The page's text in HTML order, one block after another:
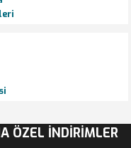
ÖZEL İNDİRİMLER